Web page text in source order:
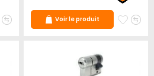
Ajouter
Voir le produit